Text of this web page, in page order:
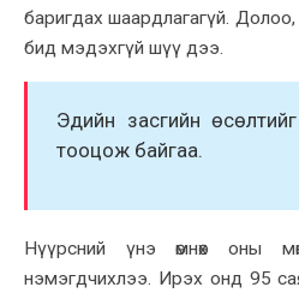
баригдах шаардлагагүй.
бид мэдэхгүй шүү дээ.
Эдийн засгийн
тооцож байгаа.
Нүүрсний үнэ өмнөх оны
нэмэгдчихлээ. Ирэх онд 95